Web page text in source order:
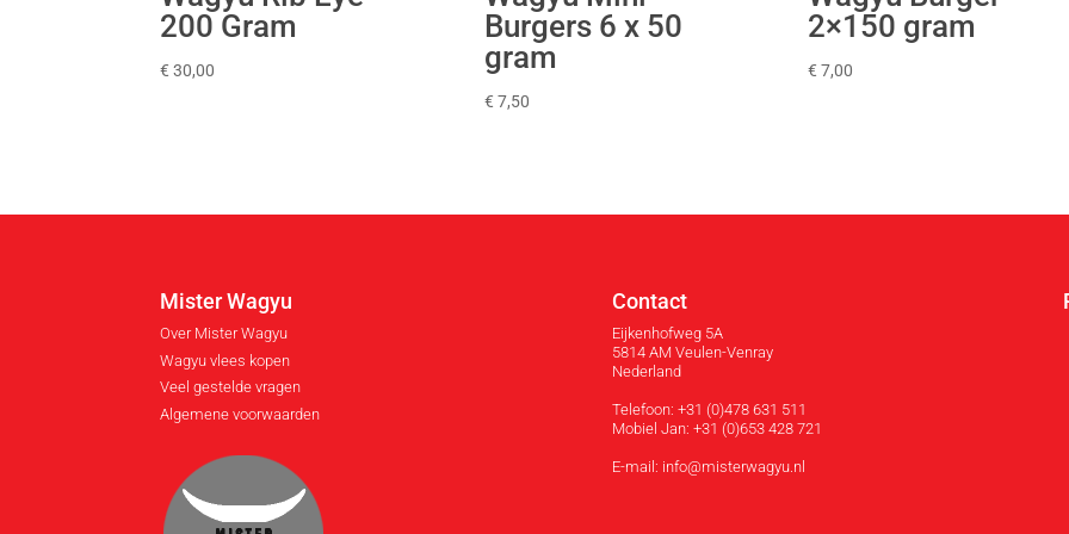
200 Gram
€ 30,00
Burgers 6 x 50
gram
€ 7,50
2×150 gram
€ 7,00
Mister Wagyu
Over Mister Wagyu
Wagyu vlees kopen
Veel gestelde vragen
Algemene voorwaarden
Contact
Eijkenhofweg 5A
5814 AM Veulen-Venray
Nederland
Telefoon: +31 (0)478 631 511
Mobiel Jan: +31 (0)653 428 721
E-mail: info@misterwagyu.nl